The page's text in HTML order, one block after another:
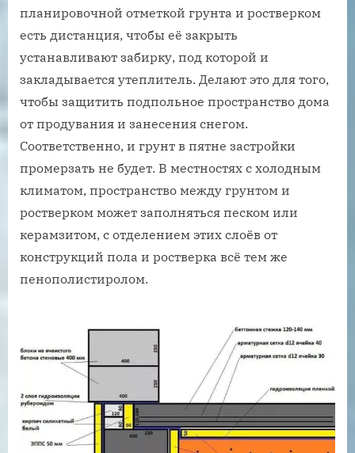
планировочной отметкой грунта и ростверком
есть дистанция, чтобы её закрыть
устанавливают забирку, под которой и
закладывается утеплитель. Делают это для того,
чтобы защитить подпольное пространство дома
от продувания и занесения снегом.
Соответственно, и грунт в пятне застройки
промерзать не будет. В местностях с холодным
климатом, пространство между грунтом и
ростверком может заполняться песком или
керамзитом, с отделением этих слоёв от
конструкций пола и ростверка всё тем же
пенополистиролом.